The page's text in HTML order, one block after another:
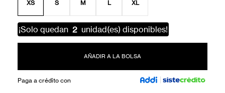
XS S M L XL
¡Solo quedan 2 unidad(es) disponibles!
AÑADIR A LA BOLSA
Paga a crédito con